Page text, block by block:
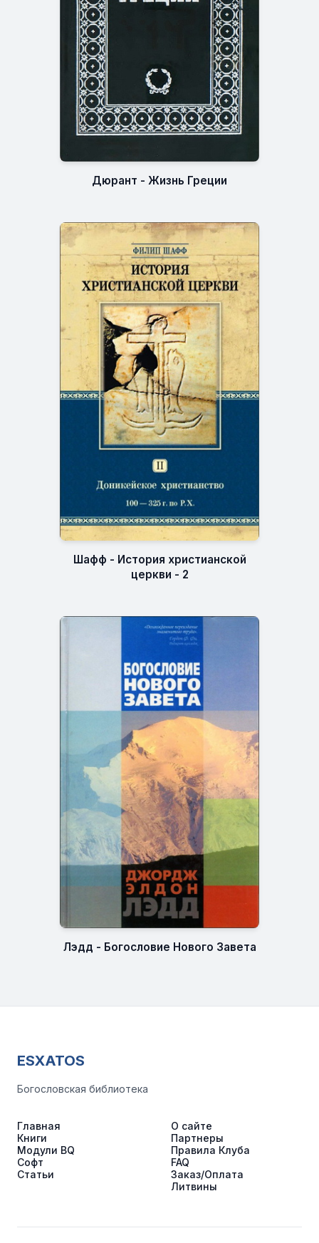
Дюрант - Жизнь Греции
Шафф - История христианской
церкви - 2
Лэдд - Богословие Нового Завета
ESXATOS
Богословская библиотека
Главная
Книги
Модули BQ
Софт
Статьи
О сайте
Партнеры
Правила Клуба
FAQ
Заказ/Оплата
Литвины